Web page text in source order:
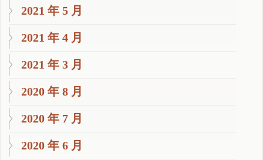
2021 年 5 月
2021 年 4 月
2021 年 3 月
2020 年 8 月
2020 年 7 月
2020 年 6 月